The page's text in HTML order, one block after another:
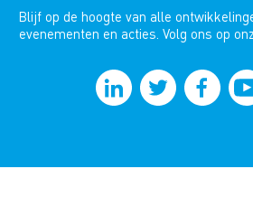
Blijf op de hoogte van alle
evenementen en acties. Volg ons op